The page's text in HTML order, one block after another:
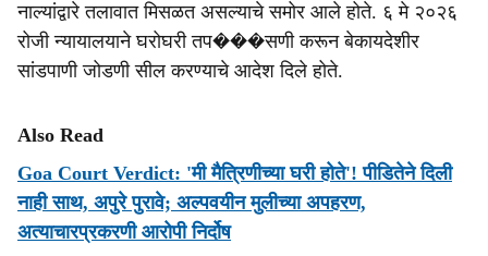
नाल्यांद्वारे तलावात मिसळत असल्याचे समोर आले होते. ६ मे २०२६
रोजी न्यायालयाने घरोघरी तप���सणी करून बेकायदेशीर
सांडपाणी जोडणी सील करण्याचे आदेश दिले होते.
Also Read
Goa Court Verdict: 'मी मैत्रिणीच्या घरी होते'! पीडितेने दिली
नाही साथ, अपुरे पुरावे; अल्पवयीन मुलीच्या अपहरण,
अत्याचारप्रकरणी आरोपी निर्दोष